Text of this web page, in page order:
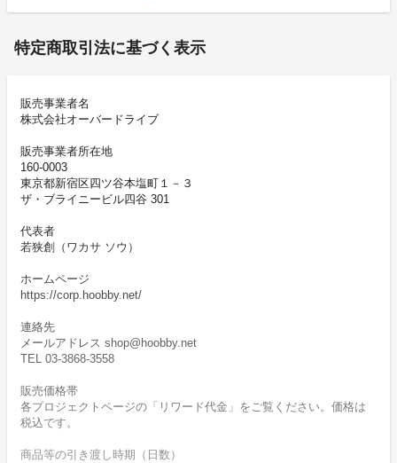
特定商取引法に基づく表示
販売事業者名
株式会社オーバードライブ
販売事業者所在地
160-0003
東京都新宿区四ツ谷本塩町１－３
ザ・ブライニービル四谷 301
代表者
若狭創（ワカサ ソウ）
ホームページ
https://corp.hoobby.net/
連絡先
メールアドレス shop@hoobby.net
TEL 03-3868-3558
販売価格帯
各プロジェクトページの「リワード代金」をご覧ください。価格は
税込です。
商品等の引き渡し時期（日数）